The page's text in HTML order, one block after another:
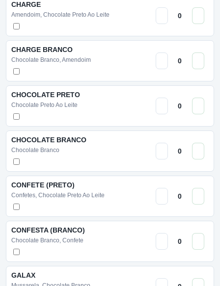
CHARGE
Amendoim, Chocolate Preto Ao Leite
CHARGE BRANCO
Chocolate Branco, Amendoim
CHOCOLATE PRETO
Chocolate Preto Ao Leite
CHOCOLATE BRANCO
Chocolate Branco
CONFETE (PRETO)
Confetes, Chocolate Preto Ao Leite
CONFESTA (BRANCO)
Chocolate Branco, Confete
GALAX